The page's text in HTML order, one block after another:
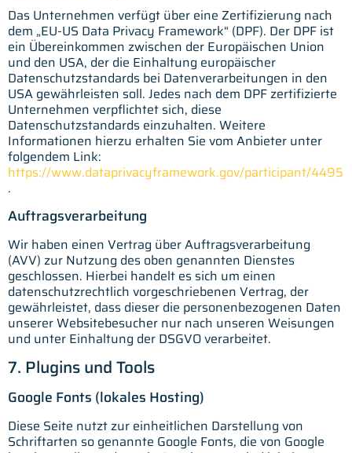
Das Unternehmen verfügt über eine Zertifizierung nach
dem „EU-US Data Privacy Framework“ (DPF). Der DPF ist
ein Übereinkommen zwischen der Europäischen Union
und den USA, der die Einhaltung europäischer
Datenschutzstandards bei Datenverarbeitungen in den
USA gewährleisten soll. Jedes nach dem DPF zertifizierte
Unternehmen verpflichtet sich, diese
Datenschutzstandards einzuhalten. Weitere
Informationen hierzu erhalten Sie vom Anbieter unter
folgendem Link:
https://www.dataprivacyframework.gov/participant/4495
.
Auftragsverarbeitung
Wir haben einen Vertrag über Auftragsverarbeitung
(AVV) zur Nutzung des oben genannten Dienstes
geschlossen. Hierbei handelt es sich um einen
datenschutzrechtlich vorgeschriebenen Vertrag, der
gewährleistet, dass dieser die personenbezogenen Daten
unserer Websitebesucher nur nach unseren Weisungen
und unter Einhaltung der DSGVO verarbeitet.
7. Plugins und Tools
Google Fonts (lokales Hosting)
Diese Seite nutzt zur einheitlichen Darstellung von
Schriftarten so genannte Google Fonts, die von Google